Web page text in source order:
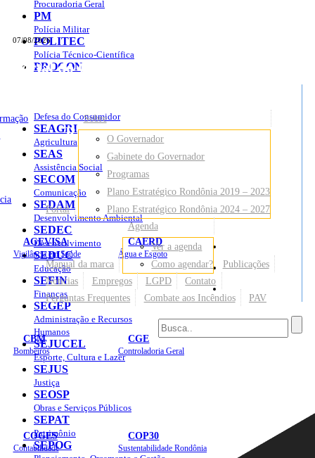
07/08/2026
Portal do Governo do
Rondônia
AGEVISA
Vigilância em Saúde
CAERD
Água e Esgoto
CBM
Bombeiros
CGE
Controladoria Geral
COGES
Contabilidade
COP30
Sustentabilidade Rondônia
Sites
Portal
Sobre
O Governador
Gabinete do Governador
Programas
Plano Estratégico Rondônia 2019 – 2023
Plano Estratégico Rondônia 2024 – 2027
Manual da marca
Agenda
Ver a agenda
Como agendar?
Publicações
Notícias
Empregos LGPD
Contato
Perguntas Frequentes
Combate aos Incêndios PAV
Procuradoria Geral
PM
Polícia Militar
POLITEC
Polícia Técnico-Científica
PROCON
Defesa do Consumidor
SEAGRI
Agricultura
SEAS
Assistência Social
SECOM
Comunicação
SEDAM
Desenvolvimento Ambiental
SEDEC
Desenvolvimento
SEDUC
Educação
SEFIN
Finanças
SEGEP
Administração e Recursos
Humanos
SEJUCEL
Esporte, Cultura e Lazer
SEJUS
Justiça
SEOSP
Obras e Serviços Públicos
SEPAT
Patrimônio
SEPOG